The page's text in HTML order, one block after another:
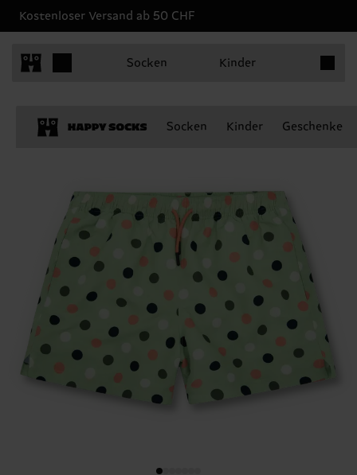
Kostenloser Versand ab 50 CHF
Socken Kinder
Socken Kinder Geschenke